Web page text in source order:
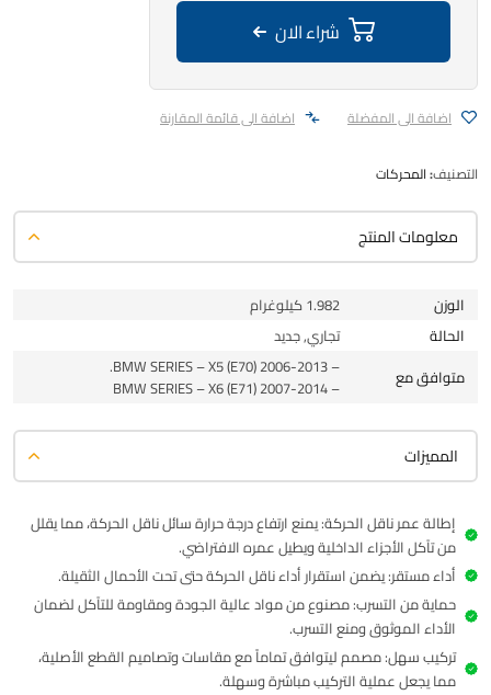
شراء الان
اضافة الى المفضلة اضافة الى قائمة المقارنة
التصنيف:المحركات
معلومات المنتج
الوزن
1.982 كيلوغرام
الحالة
تجاري, جديد
متوافق مع
– BMW SERIES – X5 (E70) 2006-2013.
– BMW SERIES – X6 (E71) 2007-2014
المميزات
إطالة عمر ناقل الحركة: يمنع ارتفاع درجة حرارة سائل ناقل الحركة، مما يقلل
من تآكل الأجزاء الداخلية ويطيل عمره الافتراضي.
أداء مستقر: يضمن استقرار أداء ناقل الحركة حتى تحت الأحمال الثقيلة.
حماية من التسرب: مصنوع من مواد عالية الجودة ومقاومة للتآكل لضمان
الأداء الموثوق ومنع التسرب.
تركيب سهل: مصمم ليتوافق تماماً مع مقاسات وتصاميم القطع الأصلية،
مما يجعل عملية التركيب مباشرة وسهلة.